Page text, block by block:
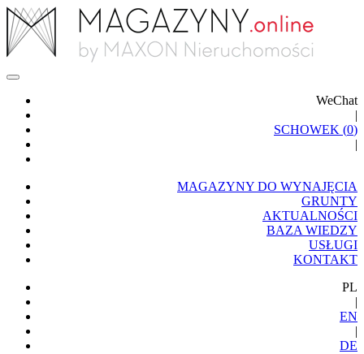
WeChat
|
SCHOWEK (0)
|
MAGAZYNY DO WYNAJĘCIA
GRUNTY
AKTUALNOŚCI
BAZA WIEDZY
USŁUGI
KONTAKT
PL
|
EN
|
DE